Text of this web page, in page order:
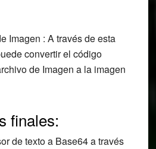
Imagen : A través de esta
convertir el código
de Imagen a la imagen
finales:
de texto a Base64 a través